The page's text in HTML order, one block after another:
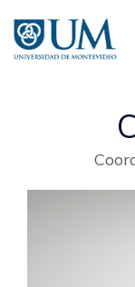
contenido
principal